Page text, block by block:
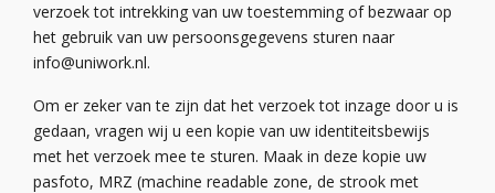
verzoek tot intrekking van uw toestemming of bezwaar op
het gebruik van uw persoonsgegevens sturen naar
info@uniwork.nl.
Om er zeker van te zijn dat het verzoek tot inzage door u is
gedaan, vragen wij u een kopie van uw identiteitsbewijs
met het verzoek mee te sturen. Maak in deze kopie uw
pasfoto, MRZ (machine readable zone, de strook met